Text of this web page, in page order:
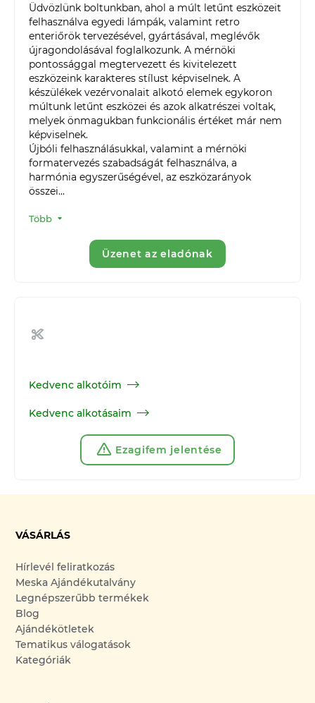
Üdvözlünk boltunkban, ahol a múlt letűnt eszközeit
felhasználva egyedi lámpák, valamint retro
enteriőrök tervezésével, gyártásával, meglévők
újragondolásával foglalkozunk. A mérnöki
pontossággal megtervezett és kivitelezett
eszközeink karakteres stílust képviselnek. A
készülékek vezérvonalait alkotó elemek egykoron
múltunk letűnt eszközei és azok alkatrészei voltak,
melyek önmagukban funkcionális értéket már nem
képviselnek.
Újbóli felhasználásukkal, valamint a mérnöki
formatervezés szabadságát felhasználva, a
harmónia egyszerűségével, az eszközarányok
összei...
Több
Üzenet az eladónak
Kedvenc alkotóim
Kedvenc alkotásaim
Ezagifem jelentése
VÁSÁRLÁS
Hírlevél feliratkozás
Meska Ajándékutalvány
Legnépszerűbb termékek
Blog
Ajándékötletek
Tematikus válogatások
Kategóriák